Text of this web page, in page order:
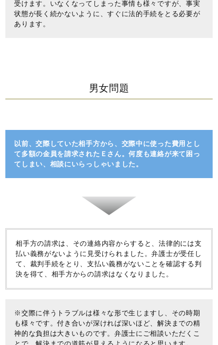
受けます。いなくなってしまった事情も様々ですが、事実
状態が長く続かないように、すぐに法的手続をとる必要が
あります。
男女問題
以前、交際していた相手方から、交際中に使った費用とし
て多額の金員を請求されたＥさん。何度も連絡が来て困っ
てしまい、相談にいらっしゃいました。
相手方の請求は、その連絡内容からすると、法律的には支
払い義務がないように見受けられました。弁護士が受任し
て、裁判手続をとり、支払い義務がないことを確認する判
決を得て、相手方からの請求はなくなりました。
※交際に伴うトラブルは様々な形で生じますし、その時期
も様々です。付き合いが深ければ深いほど、解決までの精
神的な負担は大きいものです。弁護士にご相談いただくこ